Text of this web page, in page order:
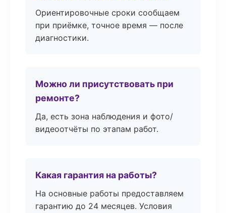
Ориентировочные сроки сообщаем
при приёмке, точное время — после
диагностики.
Можно ли присутствовать при
ремонте?
Да, есть зона наблюдения и фото/
видеоотчёты по этапам работ.
Какая гарантия на работы?
На основные работы предоставляем
гарантию до 24 месяцев. Условия